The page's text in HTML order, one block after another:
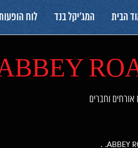
הבית המג׳יקל בנד לוח